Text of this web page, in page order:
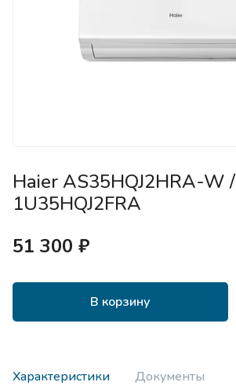
Haier AS35HQJ2HRA-W /
1U35HQJ2FRA
51 300 ₽
В корзину
Характеристики Документы